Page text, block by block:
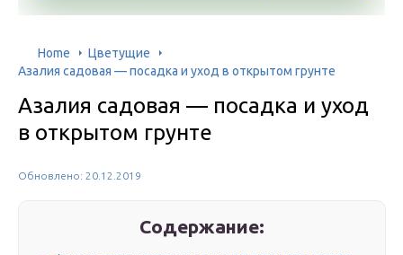
Home
Цветущие
Азалия садовая — посадка и уход в открытом грунте
Азалия садовая — посадка и уход
в открытом грунте
Обновлено: 20.12.2019
Содержание: